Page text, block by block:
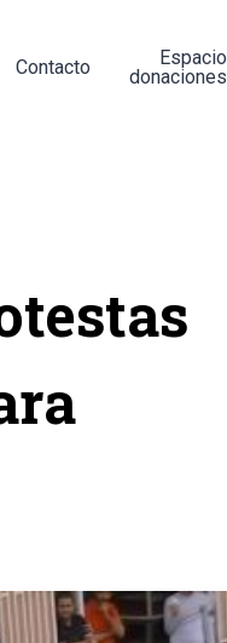
Contacto
Espacio
donaciones